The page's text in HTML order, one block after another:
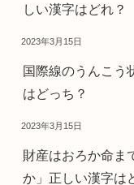
しい漢字はどれ？
2023年3月15日
国際線のうんこ
はどっち？
2023年3月15日
財産はおろか命
か」正しい漢字は